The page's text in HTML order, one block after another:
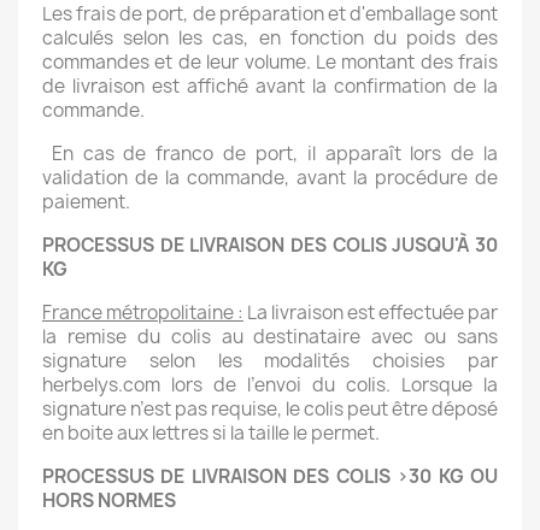
Les frais de port, de préparation et d'emballage sont
calculés selon les cas, en fonction du poids des
commandes et de leur volume. Le montant des frais
de livraison est affiché avant la confirmation de la
commande.
En cas de franco de port, il apparaît lors de la
validation de la commande, avant la procédure de
paiement.
PROCESSUS DE LIVRAISON DES COLIS JUSQU'À 30
KG
France métropolitaine : La livraison est effectuée par
la remise du colis au destinataire avec ou sans
signature selon les modalités choisies par
herbelys.com lors de l’envoi du colis. Lorsque la
signature n’est pas requise, le colis peut être déposé
en boite aux lettres si la taille le permet.
PROCESSUS DE LIVRAISON DES COLIS >30 KG OU
HORS NORMES